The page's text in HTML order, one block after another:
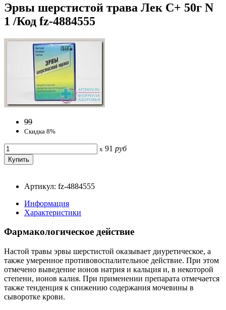
Эрвы шерстистой трава Лек С+ 50г N
1 /Код fz-4884555
99
Скидка 8%
x 91 руб
Артикул: fz-4884555
Информация
Характеристики
Фармакологическое действие
Настой травы эрвы шерстистой оказывает диуретическое, а
также умеренное противовоспалительное действие. При этом
отмечено выведение ионов натрия и кальция и, в некоторой
степени, ионов калия. При применении препарата отмечается
также тенденция к снижению содержания мочевины в
сыворотке крови.